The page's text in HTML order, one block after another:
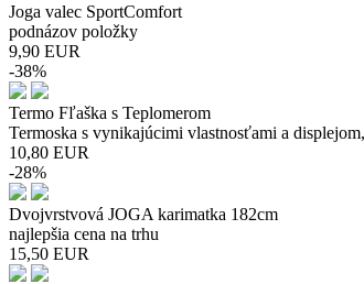
Joga valec SportComfort
podnázov položky
9,90 EUR
-38%
Termo Fľaška s Teplomerom
Termoska s vynikajúcimi vlastnosťami a
10,80 EUR
-28%
Dvojvrstvová JOGA karimatka 182cm
najlepšia cena na trhu
15,50 EUR